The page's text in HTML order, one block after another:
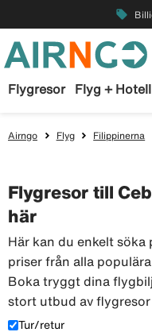
local_offer
Flygresor Flyg + Hotell
Airngo Flyg Filippinerna
Flygresor till
här
Här kan du enkelt
priser från alla
Boka tryggt dina
stort utbud av flygresor
Tur/retur